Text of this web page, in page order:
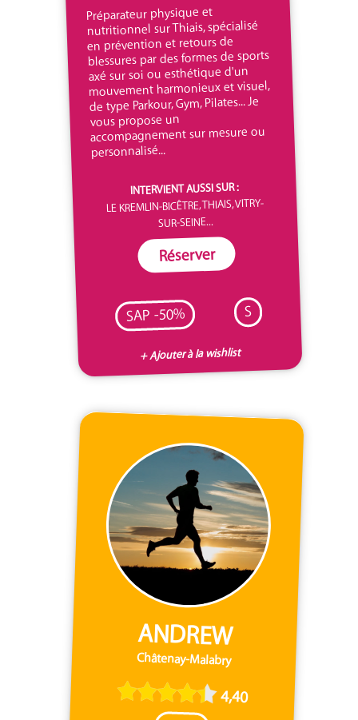
Préparateur physique et
nutritionnel sur Thiais, spécialisé
en prévention et retours de
blessures par des formes de sports
axé sur soi ou esthétique d'un
mouvement harmonieux et visuel,
de type Parkour, Gym, Pilates... Je
vous propose un
accompagnement sur mesure ou
personnalisé...
INTERVIENT AUSSI SUR :
LE KREMLIN-BICÊTRE, THIAIS, VITRY-
SUR-SEINE...
Réserver
SAP -50% S
+ Ajouter à la wishlist
ANDREW
Châtenay-Malabry
4,40